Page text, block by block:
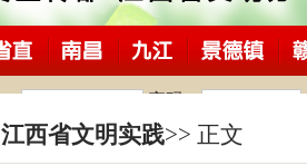
江西省文明实践>>